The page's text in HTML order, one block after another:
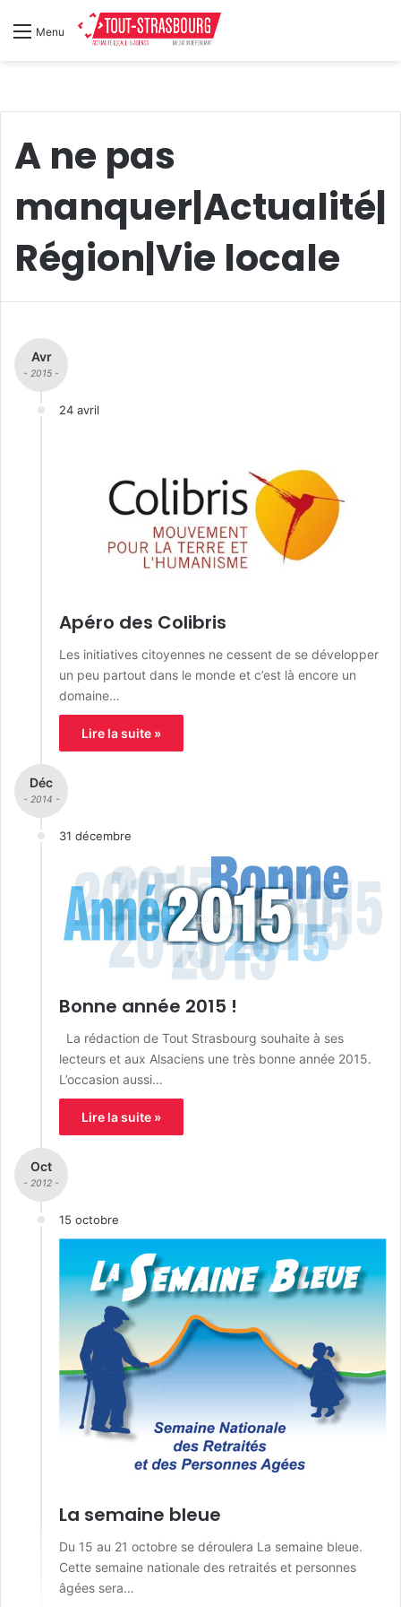
Menu
A ne pas
manquer|Actualité|
Région|Vie locale
Avr
- 2015 -
24 avril
Apéro des Colibris
Les initiatives citoyennes ne cessent de se développer
un peu partout dans le monde et c’est là encore un
domaine…
Lire la suite »
Déc
- 2014 -
31 décembre
Bonne année 2015 !
La rédaction de Tout Strasbourg souhaite à ses
lecteurs et aux Alsaciens une très bonne année 2015.
L’occasion aussi…
Lire la suite »
Oct
- 2012 -
15 octobre
La semaine bleue
Du 15 au 21 octobre se déroulera La semaine bleue.
Cette semaine nationale des retraités et personnes
âgées sera…